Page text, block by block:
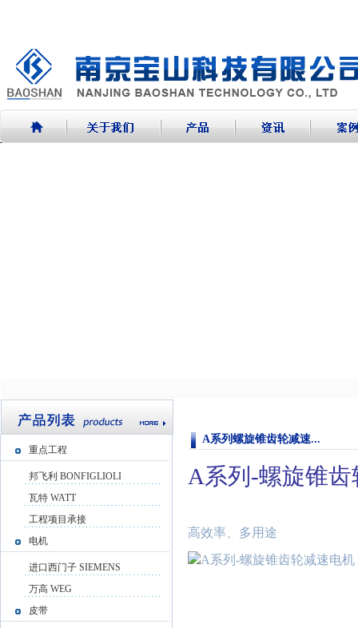
重点工程
邦飞利 BONFIGLIOLI
瓦特 WATT
工程项目承接
电机
进口西门子 SIEMENS
万高 WEG
皮带
A系列螺旋锥齿轮减速...
A系列 -螺旋锥
高效率、多用途